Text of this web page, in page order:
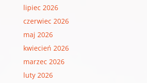
lipiec 2026
czerwiec 2026
maj 2026
kwiecień 2026
marzec 2026
luty 2026